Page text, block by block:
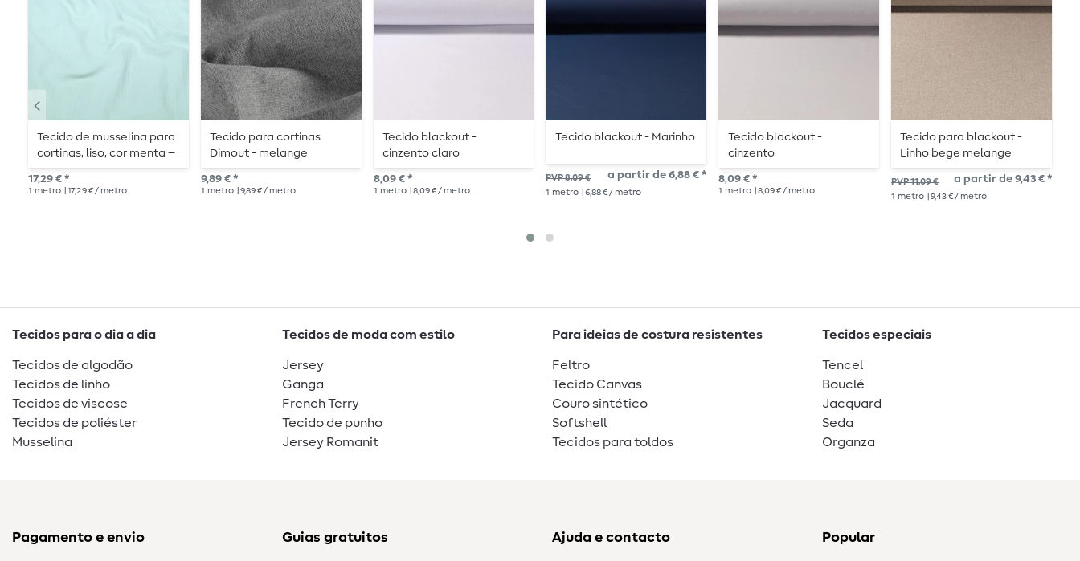
Tecido de musselina para
cortinas, liso, cor menta –
280 cm
17,29 € *
1 metro | 17,29 € / metro
Tecido para cortinas
Dimout - melange
cinzento tingido com fio
9,89 € *
1 metro | 9,89 € / metro
Tecido blackout -
cinzento claro
8,09 € *
1 metro | 8,09 € / metro
Tecido blackout - Marinho
PVP 8,09 € a partir de 6,88 € *
1 metro | 6,88 € / metro
Tecido blackout -
cinzento
8,09 € *
1 metro | 8,09 € / metro
Tecido para blackout -
Linho bege melange
PVP 11,09 € a partir de 9,43 € *
1 metro | 9,43 € / metro
Tecidos para o dia a dia
Tecidos de algodão
Tecidos de linho
Tecidos de viscose
Tecidos de poliéster
Musselina
Tecidos de moda com estilo
Jersey
Ganga
French Terry
Tecido de punho
Jersey Romanit
Para ideias de costura resistentes
Feltro
Tecido Canvas
Couro sintético
Softshell
Tecidos para toldos
Tecidos especiais
Tencel
Bouclé
Jacquard
Seda
Organza
Pagamento e envio Guias gratuitos Ajuda e contacto Popular